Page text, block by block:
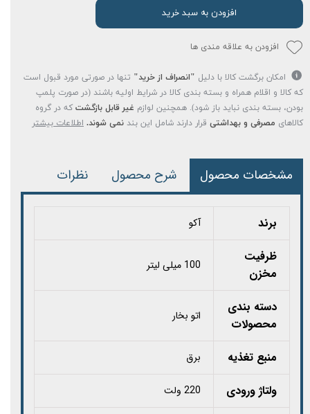
افزودن به سبد خرید
افزودن به علاقه مندی ها
امکان برگشت کالا با دلیل "انصراف از خرید" تنها در صورتی مورد قبول است
که کالا و اقلام همراه و بسته بندی کالا در شرایط اولیه باشند (در صورت پلمپ
بودن، بسته بندی نباید باز شود). همچنین لوازم غیر قابل بازگشت که در گروه
کالاهای مصرفی و بهداشتی قرار دارند شامل این بند نمی شوند. اطلاعات بیشتر
مشخصات محصول شرح محصول نظرات
برند آکو
ظرفیت
مخزن
100 میلی لیتر
دسته بندی
محصولات
اتو بخار
منبع تغذیه برق
ولتاژ ورودی 220 ولت